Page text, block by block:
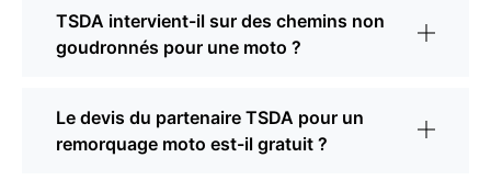
TSDA intervient-il sur des chemins non
goudronnés pour une moto ?
Le devis du partenaire TSDA pour un
remorquage moto est-il gratuit ?